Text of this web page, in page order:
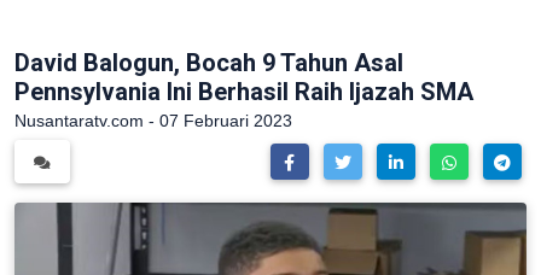
David Balogun, Bocah 9 Tahun Asal
Pennsylvania Ini Berhasil Raih Ijazah SMA
Nusantaratv.com - 07 Februari 2023